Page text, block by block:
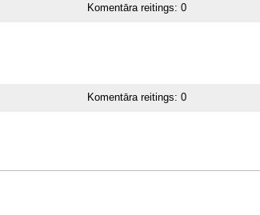
Komentāra reitings:0
Komentāra reitings:0